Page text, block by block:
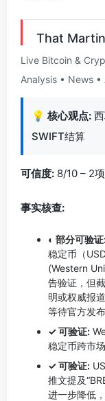
That
Live Bitcoin &
Analysis • News
💡 核心观点:
SWIFT结算
可信度: 8/10 – 2
事实核查:
◐ 部分可验
稳定币（
(Western
告验证，但
明或权威报
等待官方发
✓ 可验证:
稳定币跨市
✓ 可验证:
推文提及
进一步降低